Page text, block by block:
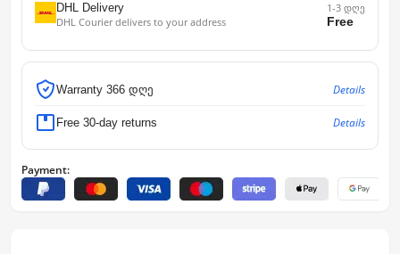
DHL Delivery
DHL Courier delivers to your address
1-3 დღე
Free
Warranty 366 დღე Details
Free 30-day returns Details
Payment: